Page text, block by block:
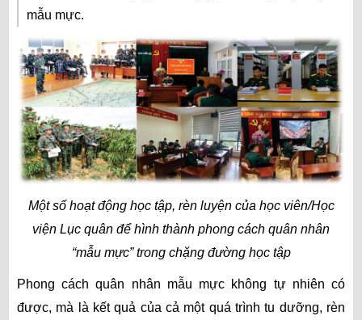
mẫu mực.
Một số hoạt động học tập, rèn luyện của học viên/Học
viện Lục quân để hình thành phong cách quân nhân
“mẫu mực” trong chặng đường học tập
Phong cách quân nhân mẫu mực không tự nhiên có
được, mà là kết quả của cả một quá trình tu dưỡng, rèn